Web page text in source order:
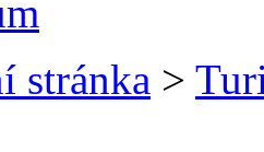
stránka >